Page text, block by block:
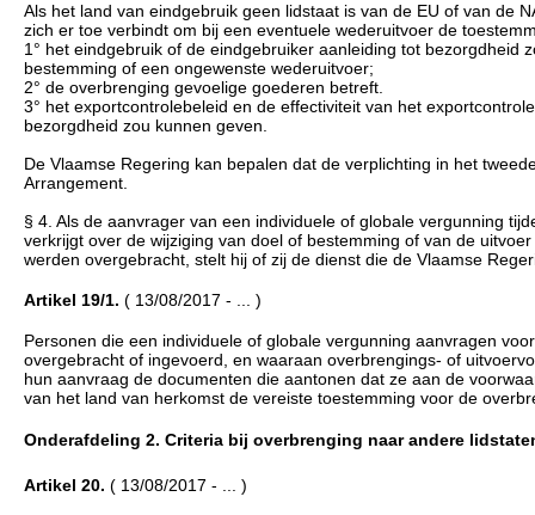
Als het land van eindgebruik geen lidstaat is van de EU of van de
zich er toe verbindt om bij een eventuele wederuitvoer de
1° het eindgebruik of de eindgebruiker aanleiding tot
bestemming of een ongewenste wederuitvoer;
2° de overbrenging gevoelige goederen betreft.
3° het exportcontrolebeleid en de effectiviteit van het
bezorgdheid zou kunnen geven.
De Vlaamse Regering kan bepalen dat de verplichting in het
Arrangement.
§ 4. Als de aanvrager van een individuele of globale vergunning
verkrijgt over de wijziging van doel of bestemming of van de
werden overgebracht, stelt hij of zij de dienst die de Vlaamse
Artikel 19/1. ( 13/08/2017 - ... )
Personen die een individuele of globale vergunning aanvragen
overgebracht of ingevoerd, en waaraan overbrengings- of
hun aanvraag de documenten die aantonen dat ze aan de
van het land van herkomst de vereiste toestemming voor de
Onderafdeling 2. Criteria bij overbrenging naar andere
Artikel 20. ( 13/08/2017 - ... )